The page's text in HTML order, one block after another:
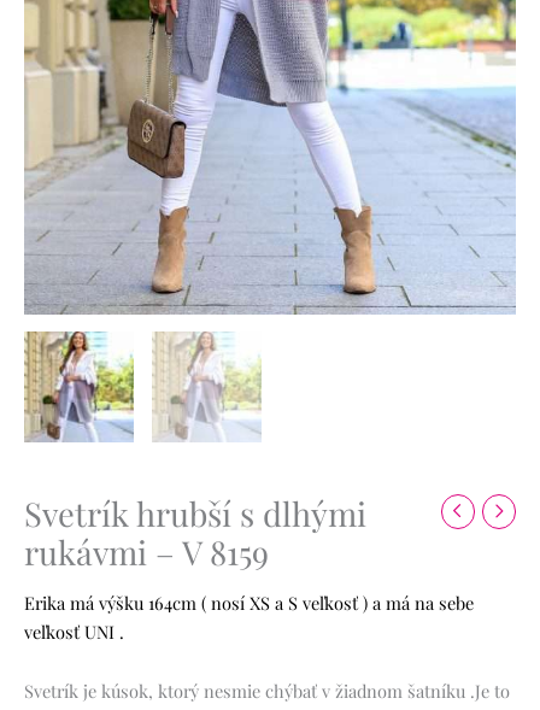
Svetrík hrubší s dlhými
rukávmi – V 8159
Erika má výšku 164cm ( nosí XS a S veľkosť ) a má na sebe
veľkosť UNI .
Svetrík je kúsok, ktorý nesmie chýbať v žiadnom šatníku .Je to